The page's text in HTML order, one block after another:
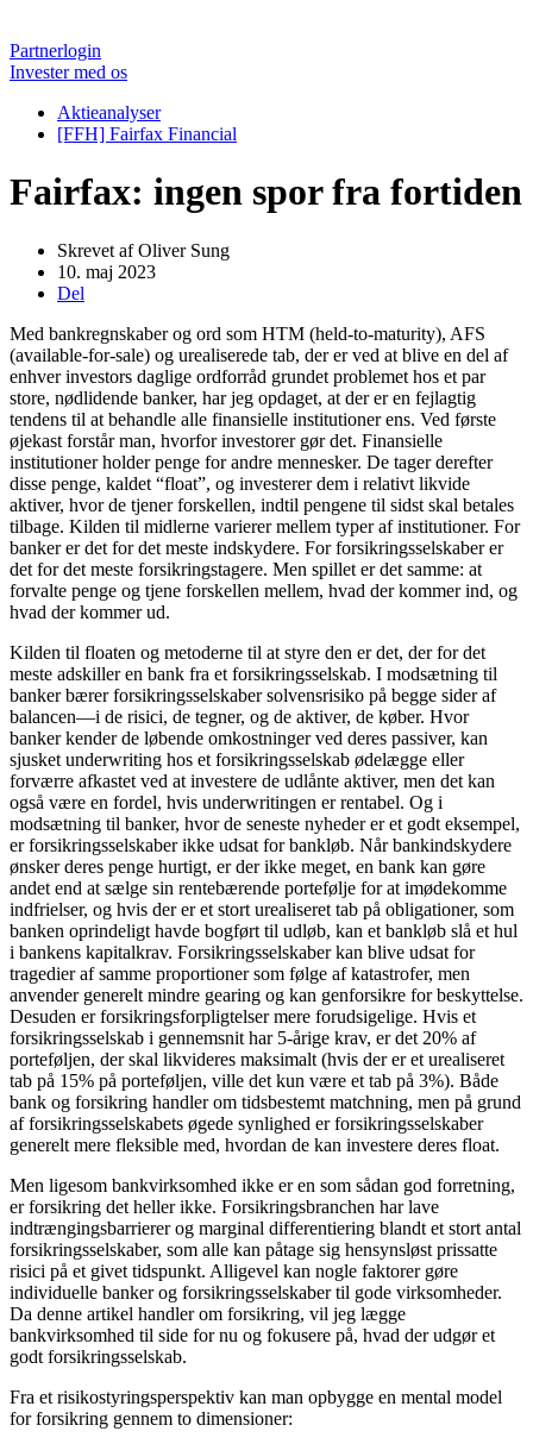
Partnerlogin
Invester med os
Aktieanalyser
[FFH] Fairfax Financial
Fairfax: ingen spor fra fortiden
Skrevet afOliver Sung
10. maj 2023
Del
Med bankregnskaber og ord som HTM (held-to-maturity), AFS
(available-for-sale) og urealiserede tab, der er ved at blive en del af
enhver investors daglige ordforråd grundet problemet hos et par
store, nødlidende banker, har jeg opdaget, at der er en fejlagtig
tendens til at behandle alle finansielle institutioner ens. Ved første
øjekast forstår man, hvorfor investorer gør det. Finansielle
institutioner holder penge for andre mennesker. De tager derefter
disse penge, kaldet “float”, og investerer dem i relativt likvide
aktiver, hvor de tjener forskellen, indtil pengene til sidst skal betales
tilbage. Kilden til midlerne varierer mellem typer af institutioner. For
banker er det for det meste indskydere. For forsikringsselskaber er
det for det meste forsikringstagere. Men spillet er det samme: at
forvalte penge og tjene forskellen mellem, hvad der kommer ind, og
hvad der kommer ud.
Kilden til floaten og metoderne til at styre den er det, der for det
meste adskiller en bank fra et forsikringsselskab. I modsætning til
banker bærer forsikringsselskaber solvensrisiko på begge sider af
balancen—i de risici, de tegner, og de aktiver, de køber. Hvor
banker kender de løbende omkostninger ved deres passiver, kan
sjusket underwriting hos et forsikringsselskab ødelægge eller
forværre afkastet ved at investere de udlånte aktiver, men det kan
også være en fordel, hvis underwritingen er rentabel. Og i
modsætning til banker, hvor de seneste nyheder er et godt eksempel,
er forsikringsselskaber ikke udsat for bankløb. Når bankindskydere
ønsker deres penge hurtigt, er der ikke meget, en bank kan gøre
andet end at sælge sin rentebærende portefølje for at imødekomme
indfrielser, og hvis der er et stort urealiseret tab på obligationer, som
banken oprindeligt havde bogført til udløb, kan et bankløb slå et hul
i bankens kapitalkrav. Forsikringsselskaber kan blive udsat for
tragedier af samme proportioner som følge af katastrofer, men
anvender generelt mindre gearing og kan genforsikre for beskyttelse.
Desuden er forsikringsforpligtelser mere forudsigelige. Hvis et
forsikringsselskab i gennemsnit har 5-årige krav, er det 20% af
porteføljen, der skal likvideres maksimalt (hvis der er et urealiseret
tab på 15% på porteføljen, ville det kun være et tab på 3%). Både
bank og forsikring handler om tidsbestemt matchning, men på grund
af forsikringsselskabets øgede synlighed er forsikringsselskaber
generelt mere fleksible med, hvordan de kan investere deres float.
Men ligesom bankvirksomhed ikke er en som sådan god forretning,
er forsikring det heller ikke. Forsikringsbranchen har lave
indtrængingsbarrierer og marginal differentiering blandt et stort antal
forsikringsselskaber, som alle kan påtage sig hensynsløst prissatte
risici på et givet tidspunkt. Alligevel kan nogle faktorer gøre
individuelle banker og forsikringsselskaber til gode virksomheder.
Da denne artikel handler om forsikring, vil jeg lægge
bankvirksomhed til side for nu og fokusere på, hvad der udgør et
godt forsikringsselskab.
Fra et risikostyringsperspektiv kan man opbygge en mental model
for forsikring gennem to dimensioner: